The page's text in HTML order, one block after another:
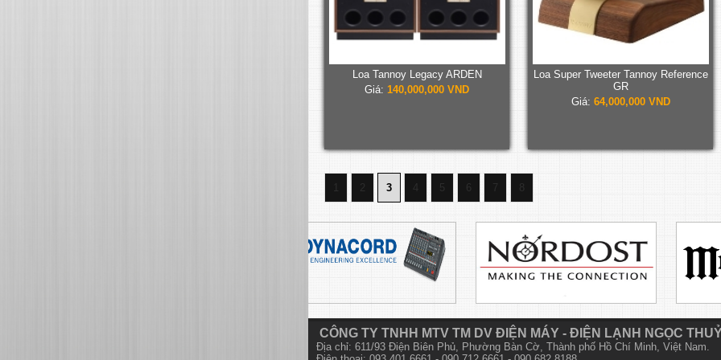
Loa Tannoy Legacy ARDEN
Giá: 140,000,000 VND
Loa Super Tweeter Tannoy Reference
GR
Giá: 64,000,000 VND
2 3 5 6 7
CÔNG TY TNHH MTV TM DV ĐIỆN MÁY - ĐIỆN LẠNH NGỌC
Địa chỉ: 611/93 Điện Biên Phủ, Phường Bàn Cờ, Thành phố Hồ Chí Minh, Việt Nam.